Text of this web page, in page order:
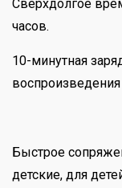
Сверхдолгое
часов.
10-минутная
Быстрое
детские, для